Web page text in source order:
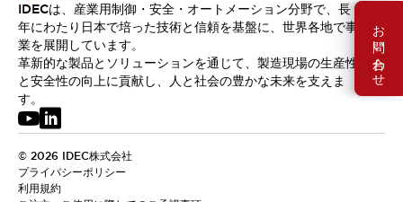
お問い合わせ
IDECは、産業用制御・安全・オートメーション分野で、長
年にわたり日本で培った技術と信頼を基盤に、世界各地で事
業を展開しています。
革新的な製品とソリューションを通じて、製造現場の生産性
と安全性の向上に貢献し、人と社会の豊かな未来を支えま
す。
© 2026 IDEC株式会社
プライバシーポリシー
利用規約